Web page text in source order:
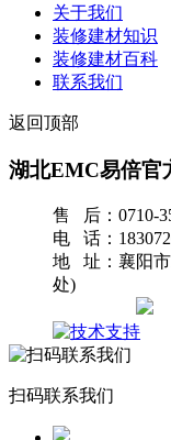
关于我们
装修建材知识
装修建材百科
联系我们
返回顶部
湖北EMC易倍官
售 后：0710-
电 话：
地 址：襄阳市
处)
扫码联系我们